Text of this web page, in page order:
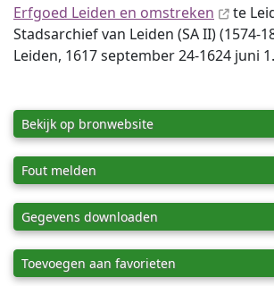
Erfgoed Leiden en omstreken
te
Stadsarchief van Leiden (SA II) (1574-
Leiden, 1617 september 24-1624 juni 1.
Bekijk op bronwebsite
Fout melden
Gegevens downloaden
Toevoegen aan favorieten